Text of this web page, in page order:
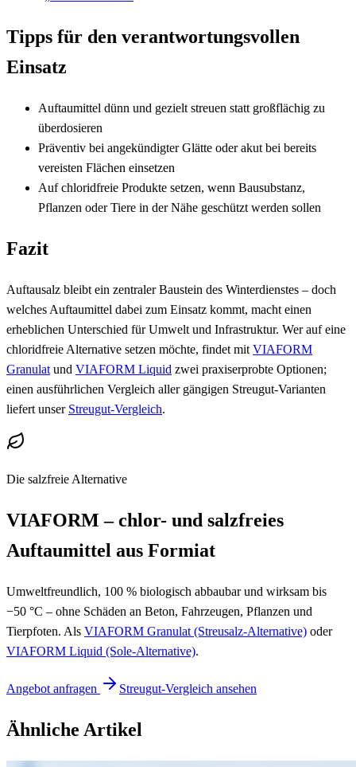
Tipps für den verantwortungsvollen
Einsatz
Auftaumittel dünn und gezielt streuen statt großflächig zu
überdosieren
Präventiv bei angekündigter Glätte oder akut bei bereits
vereisten Flächen einsetzen
Auf chloridfreie Produkte setzen, wenn Bausubstanz,
Pflanzen oder Tiere in der Nähe geschützt werden sollen
Fazit
Auftausalz bleibt ein zentraler Baustein des Winterdienstes – doch
welches Auftaumittel dabei zum Einsatz kommt, macht einen
erheblichen Unterschied für Umwelt und Infrastruktur. Wer auf eine
chloridfreie Alternative setzen möchte, findet mit VIAFORM
Granulat und VIAFORM Liquid zwei praxiserprobte Optionen;
einen ausführlichen Vergleich aller gängigen Streugut-Varianten
liefert unser Streugut-Vergleich.
Die salzfreie Alternative
VIAFORM – chlor- und salzfreies
Auftaumittel aus Formiat
Umweltfreundlich, 100 % biologisch abbaubar und wirksam bis
−50 °C – ohne Schäden an Beton, Fahrzeugen, Pflanzen und
Tierpfoten. Als VIAFORM Granulat (Streusalz-Alternative) oder
VIAFORM Liquid (Sole-Alternative).
Angebot anfragen Streugut-Vergleich ansehen
Ähnliche Artikel